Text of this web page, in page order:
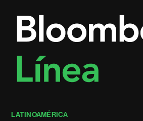
LATINOAMÉRICA